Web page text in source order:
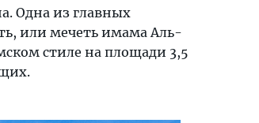
Одна из главных
или мечеть имама Аль-
стиле на площади 3,5